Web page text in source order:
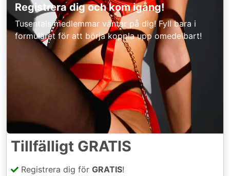
Registrera dig och kom igång!
Tusentals medlemmar väntar på dig! Fyll bara i
formuläret för att börja koppla upp omedelbart!
Tillfälligt GRATIS
Registrera dig för GRATIS!